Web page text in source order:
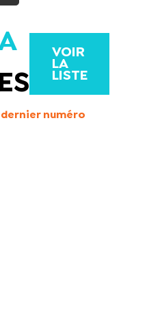
VOIR
LA
LISTE
dernier numéro